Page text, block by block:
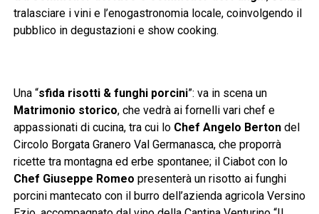
tralasciare i vini e l’enogastronomia locale, coinvolgendo il
pubblico in degustazioni e show cooking.
Una “sfida risotti & funghi porcini”: va in scena un
Matrimonio storico, che vedrà ai fornelli vari chef e
appassionati di cucina, tra cui lo Chef Angelo Berton del
Circolo Borgata Granero Val Germanasca, che proporrà
ricette tra montagna ed erbe spontanee; il Ciabot con lo
Chef Giuseppe Romeo presenterà un risotto ai funghi
porcini mantecato con il burro dell’azienda agricola Versino